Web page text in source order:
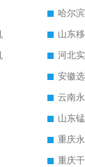
哈尔
山东
河北
安徽
云南
山东
重庆
重庆